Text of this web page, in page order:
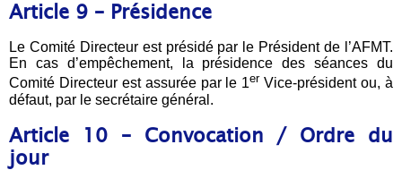
Article 9 – Présidence
Le Comité Directeur est présidé par le Président de l’AFMT.
En cas d’empêchement, la présidence des séances du
Comité Directeur est assurée par le 1er Vice-président ou, à
défaut, par le secrétaire général.
Article 10 – Convocation / Ordre du
jour